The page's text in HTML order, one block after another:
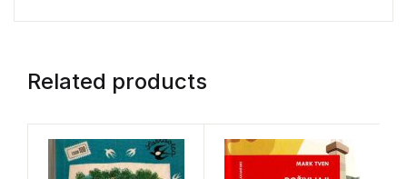
Related products